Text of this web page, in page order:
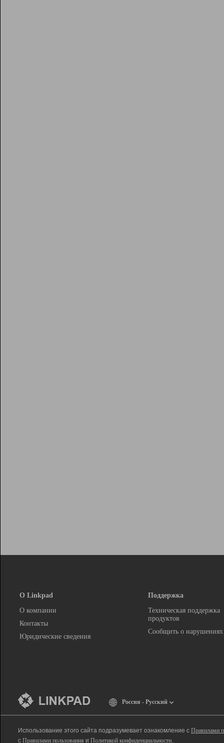
О Linkpad
О компании
Контакты
Юридические сведения
Поддержка
Техническая поддержка
продуктов
Сообщить о нарушениях
Россия - Русский
Использование этого сайта подразумевает ознакомление с Правилами
с Правилами пользования и Политикой конфиденциальности.